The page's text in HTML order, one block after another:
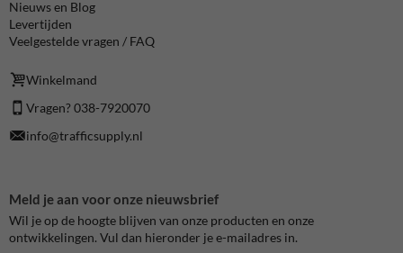
Nieuws en Blog
Levertijden
Veelgestelde vragen / FAQ
Winkelmand
Vragen? 038-7920070
info@trafficsupply.nl
Meld je aan voor onze nieuwsbrief
Wil je op de hoogte blijven van onze producten en onze
ontwikkelingen. Vul dan hieronder je e-mailadres in.